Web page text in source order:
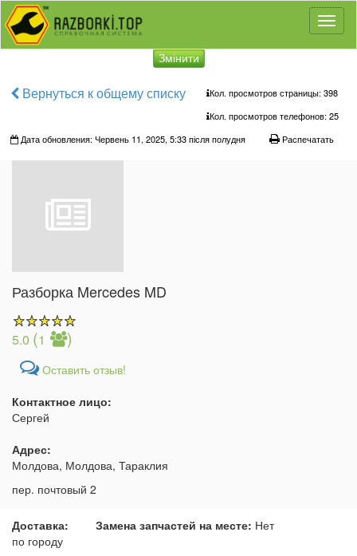
Змінити
Вернуться к общему списку
Кол. просмотров страницы: 398
Кол. просмотров телефонов: 25
Дата обновления: Червень 11, 2025, 5:33 після полудня
Распечатать
Разборка Mercedes MD
5.0 (1 )
Оставить отзыв!
Контактное лицо:
Сергей
Адрес:
Молдова, Молдова, Тараклия
пер. почтовый 2
Доставка:
по городу
Замена запчастей на месте: Нет